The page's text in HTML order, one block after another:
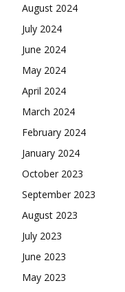
August 2024
July 2024
June 2024
May 2024
April 2024
March 2024
February 2024
January 2024
October 2023
September 2023
August 2023
July 2023
June 2023
May 2023